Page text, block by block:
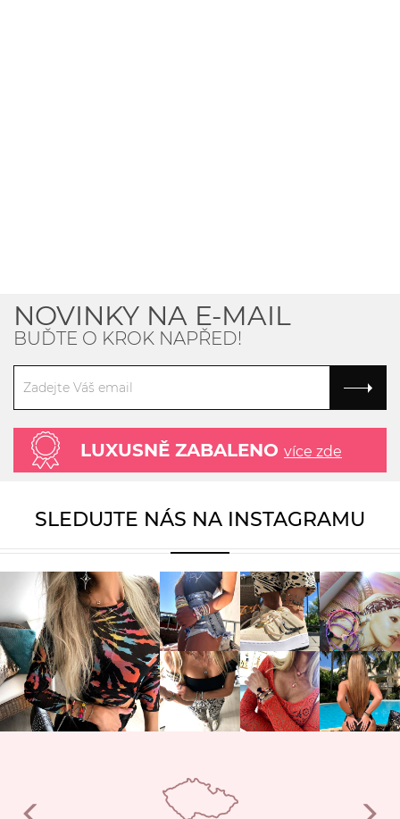
NOVINKY NA E-MAIL
BUĎTE O KROK NAPŘED!
LUXUSNĚ ZABALENO více zde
SLEDUJTE NÁS NA INSTAGRAMU